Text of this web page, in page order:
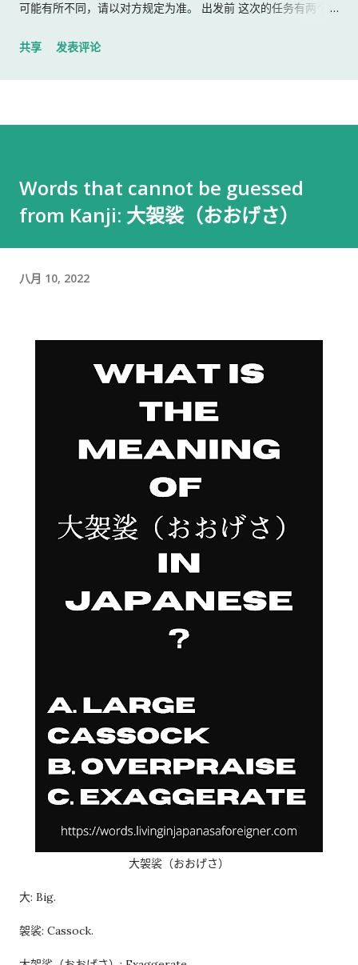
可能有所不同，请以对方规定为准。 出发前 这次的任务有两个：
入札仕様書 名片 当时我认为这样就足够了。 后来才发现，还有
工作人员确认后，很快帮我打开了大门。 进入办公室 进入办公室
后，我向工作人员简单打了招呼： お世話になっております。 随
后便开始办理资料交接。 整个过程没有想象中的复杂，也没有长
给工作人员，返还手续就结束了。 实际上并不是。 工作人员告诉
的。 这一点如果第一次办理，很容易忽略。 领取新的入札仕様書
完成返还手续后，工作人员把新的入札仕様書交给了我。 就在这
时，又提醒了我另一件事情。 其实， 資格証明書我之前已经提交
过一次。 因此，我误以为之后领取新的入札仕様書时，就不需要
就一直有效，而是每次领取新的入札仕様書时，都需要再次出
示。 由于这是我第一次没有携带，对方这次没有追究，仍然让我
领取了新的入札仕様書。 不过，对方也明确说明： 今后每一次领
取新的入札仕様書，都必须携带資格証明書。 这也成为我以后必
前，我最担心的是： 门口电话应该怎么说？ 敬语会不会说错？
会不会因为不会商务敬语而出问题？ 要不要准备很多寒暄？ 真正
经历之后才发现，这些担心其实没...
共享 发表评论
Words that cannot be guessed
from Kanji: 大袈裟（おおげさ）
八月 10, 2022
大袈裟（おおげさ）
大: Big.
袈裟: Cassock.